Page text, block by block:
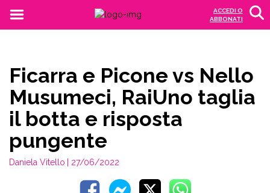
ACCEDI O
ABBONATI
Ficarra e Picone vs Nello
Musumeci, RaiUno taglia
il botta e risposta
pungente
Daniela Vitello | 27/06/2022